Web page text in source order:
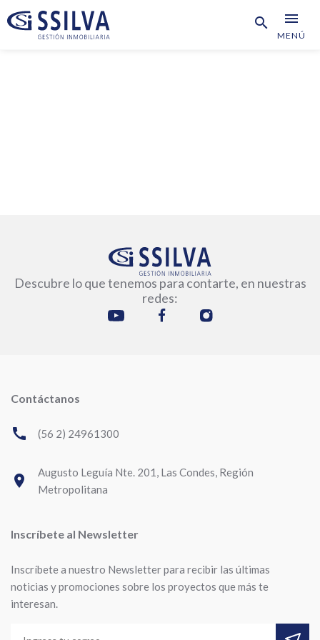
search menu
MENÚ
Descubre lo que tenemos para contarte, en nuestras
redes:
Contáctanos
call (56 2) 24961300
room
Augusto Leguía Nte. 201, Las Condes, Región
Metropolitana
Inscríbete al Newsletter
Inscríbete a nuestro Newsletter para recibir las últimas
noticias y promociones sobre los proyectos que más te
interesan.